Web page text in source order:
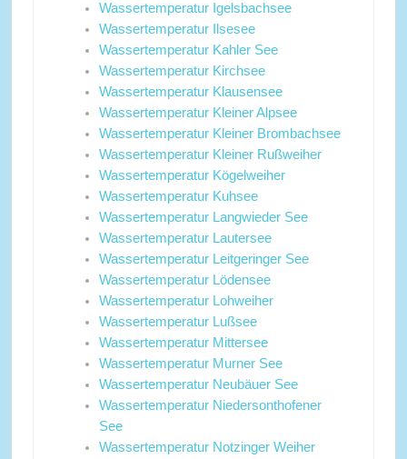
Wassertemperatur Igelsbachsee
Wassertemperatur Ilsesee
Wassertemperatur Kahler See
Wassertemperatur Kirchsee
Wassertemperatur Klausensee
Wassertemperatur Kleiner Alpsee
Wassertemperatur Kleiner Brombachsee
Wassertemperatur Kleiner Rußweiher
Wassertemperatur Kögelweiher
Wassertemperatur Kuhsee
Wassertemperatur Langwieder See
Wassertemperatur Lautersee
Wassertemperatur Leitgeringer See
Wassertemperatur Lödensee
Wassertemperatur Lohweiher
Wassertemperatur Lußsee
Wassertemperatur Mittersee
Wassertemperatur Murner See
Wassertemperatur Neubäuer See
Wassertemperatur Niedersonthofener
See
Wassertemperatur Notzinger Weiher